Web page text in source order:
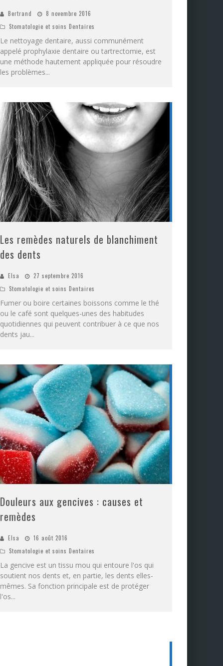
Bertrand
8 novembre 2016
Stomatologie et soins Dentaires
Le nettoyage dentaire, aussi communément
appelé prophylaxie dentaire ou tartrectomie, est
une méthode hautement appliquée pour résoudre
les problèmes...
Les remèdes naturels de blanchiment
des dents
Elsa
27 septembre 2016
Stomatologie et soins Dentaires
Fumer ou boire certaines boissons comme le thé
ou le café sont quelques-unes des habitudes
quotidiennes qui peuvent contribuer à ce que nos
dents jau...
Douleurs aux gencives : causes et
remèdes
Elsa
16 août 2016
Stomatologie et soins Dentaires
La gencive est un tissu mou qui entoure l'os qui
soutient nos dents et, en partie, les dents elles-
mêmes. Sa fonction principale est de protéger
l'os...